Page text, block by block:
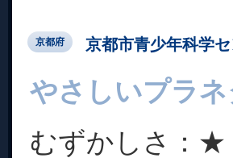
京都府 京都市青少年科学
やさしいプラ
むずかしさ：